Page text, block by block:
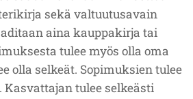
sekä valtuutusavain
aina kauppakirja tai
tulee myös olla oma
olla selkeät. Sopimuksien tulee
tulee selkeästi